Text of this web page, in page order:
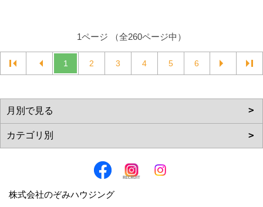
1ページ （全260ページ中）
1 2 3 4 5 6
株式会社のぞみハウジング